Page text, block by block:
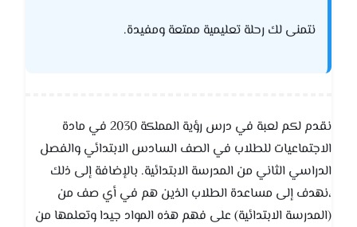
نتمنى لك رحلة تعليمية ممتعة ومفيدة.
نقدم لكم لعبة في درس رؤية المملكة 2030 في مادة
الاجتماعيات للطلاب في الصف السادس الابتدائي والفصل
الدراسي الثاني من المدرسة الابتدائية. بالإضافة إلى ذلك
،نهدف إلى مساعدة الطلاب الذين هم في أي صف من
(المدرسة الابتدائية) على فهم هذه المواد جيدا وتعلمها من